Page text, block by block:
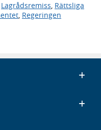
Lagrådsremiss, Rättsliga
, Regeringen